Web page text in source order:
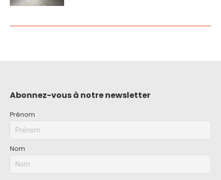
Abonnez-vous à notre newsletter
Prénom
Nom